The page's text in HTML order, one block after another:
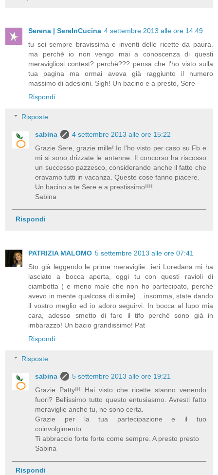
Serena | SereInCucina 4 settembre 2013 alle ore 14:49
tu sei sempre bravissima e inventi delle ricette da paura.
ma perchè io non vengo mai a conoscenza di questi
meravigliosi contest? perchè??? pensa che l'ho visto sulla
tua pagina ma ormai aveva già raggiunto il numero
massimo di adesioni. Sigh! Un bacino e a presto, Sere
Rispondi
Risposte
sabina
4 settembre 2013 alle ore 15:22
Grazie Sere, grazie mille! Io l'ho visto per caso su Fb e
mi si sono drizzate le antenne. Il concorso ha riscosso
un successo pazzesco, considerando anche il fatto che
eravamo tutti in vacanza. Queste cose fanno piacere.
Un bacino a te Sere e a prestissimo!!!!
Sabina
Rispondi
PATRIZIA MALOMO 5 settembre 2013 alle ore 07:41
Sto già leggendo le prime meraviglie...ieri Loredana mi ha
lasciato a bocca aperta, oggi tu con questi ravioli di
ciambotta ( e meno male che non ho partecipato, perché
avevo in mente qualcosa di simile) ...insomma, state dando
il vostro meglio ed io adoro seguirvi. In bocca al lupo mia
cara, adesso smetto di fare il tifo perché sono già in
imbarazzo! Un bacio grandissimo! Pat
Rispondi
Risposte
sabina
5 settembre 2013 alle ore 19:21
Grazie Patty!!! Hai visto che ricette stanno venendo
fuori? Bellissimo tutto questo entusiasmo. Avresti fatto
meraviglie anche tu, ne sono certa.
Grazie per la tua partecipazione e il tuo
coinvolgimento.
Ti abbraccio forte forte come sempre. A presto presto
Sabina
Rispondi